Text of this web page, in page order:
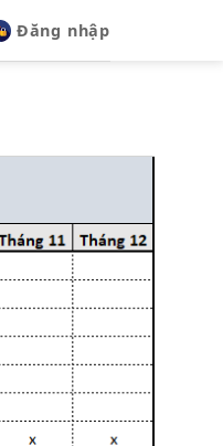
Đăng nhập